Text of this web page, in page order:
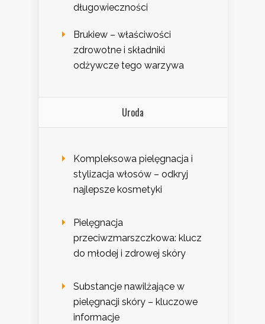
długowieczności
Brukiew – właściwości
zdrowotne i składniki
odżywcze tego warzywa
Uroda
Kompleksowa pielęgnacja i
stylizacja włosów – odkryj
najlepsze kosmetyki
Pielęgnacja
przeciwzmarszczkowa: klucz
do młodej i zdrowej skóry
Substancje nawilżające w
pielęgnacji skóry – kluczowe
informacje